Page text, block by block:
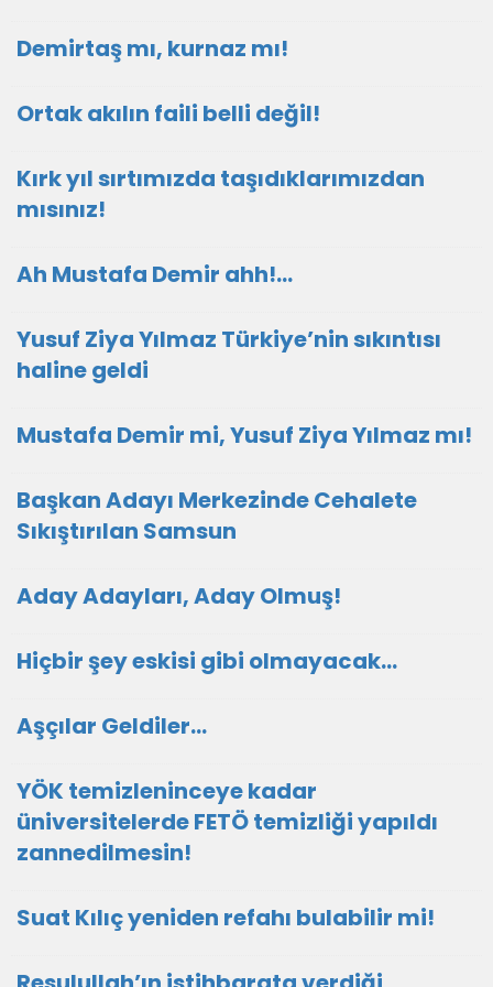
Demirtaş mı, kurnaz mı!
Ortak akılın faili belli değil!
Kırk yıl sırtımızda taşıdıklarımızdan
mısınız!
Ah Mustafa Demir ahh!…
Yusuf Ziya Yılmaz Türkiye’nin sıkıntısı
haline geldi
Mustafa Demir mi, Yusuf Ziya Yılmaz mı!
Başkan Adayı Merkezinde Cehalete
Sıkıştırılan Samsun
Aday Adayları, Aday Olmuş!
Hiçbir şey eskisi gibi olmayacak…
Aşçılar Geldiler…
YÖK temizleninceye kadar
üniversitelerde FETÖ temizliği yapıldı
zannedilmesin!
Suat Kılıç yeniden refahı bulabilir mi!